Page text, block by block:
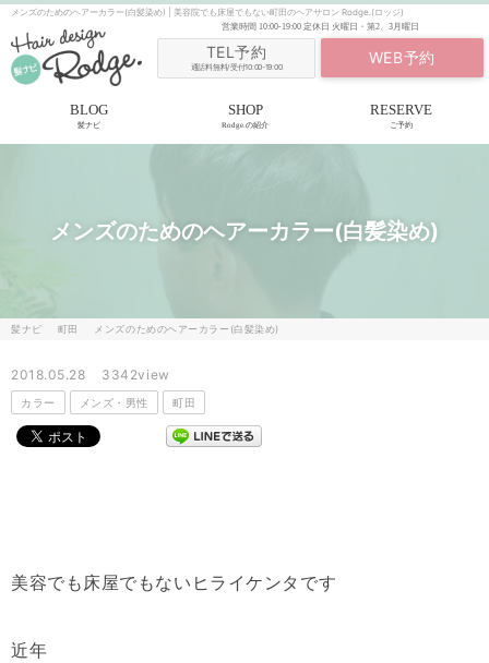
メンズのためのヘアーカラー(白髪染め) | 美容院でも床屋でもない町田のヘアサロン Rodge.(ロッジ)
営業時間 10:00-19:00定休日 火曜日・第2、3月曜日
TEL予約
通話料無料/受付10:00-19:00
WEB予約
BLOG
髪ナビ
SHOP
Rodge.の紹介
RESERVE
ご予約
メンズのためのヘアーカラー(白髪染め)
髪ナビ 町田 メンズのためのヘアーカラー(白髪染め)
2018.05.28 3342view
カラー メンズ・男性 町田
美容でも床屋でもないヒライケンタです
近年